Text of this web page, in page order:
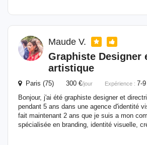
Maude V.
Graphiste Designer
artistique
Paris (75) 300 €/jour Expérience : 7-
Bonjour, j'ai été graphiste designer et
pendant 5 ans dans une agence d'identité
fait maintenant 2 ans que je suis a mon
spécialisée en branding, identité visuelle,